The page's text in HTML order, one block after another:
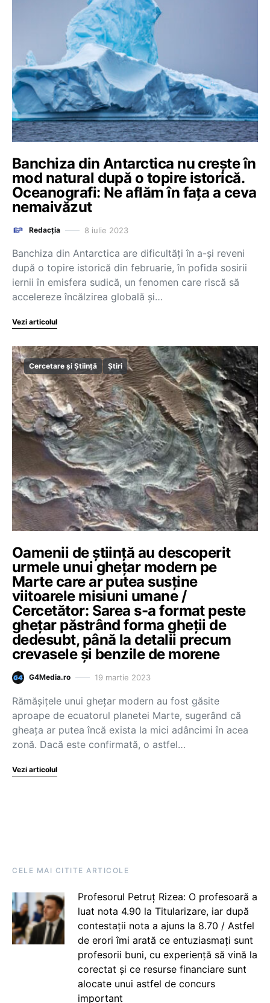
Banchiza din Antarctica nu crește în
mod natural după o topire istorică.
Oceanografi: Ne aflăm în fața a ceva
nemaivăzut
Redacția 8 iulie 2023
Banchiza din Antarctica are dificultăţi în a-şi reveni
după o topire istorică din februarie, în pofida sosirii
iernii în emisfera sudică, un fenomen care riscă să
accelereze încălzirea globală şi…
Vezi articolul
Cercetare și Știință Știri
Oamenii de știință au descoperit
urmele unui ghețar modern pe
Marte care ar putea susține
viitoarele misiuni umane /
Cercetător: Sarea s-a format peste
ghețar păstrând forma gheții de
dedesubt, până la detalii precum
crevasele și benzile de morene
G4Media.ro 19 martie 2023
Rămășițele unui ghețar modern au fost găsite
aproape de ecuatorul planetei Marte, sugerând că
gheața ar putea încă exista la mici adâncimi în acea
zonă. Dacă este confirmată, o astfel…
Vezi articolul
CELE MAI CITITE ARTICOLE
Profesorul Petruț Rizea: O profesoară a
luat nota 4.90 la Titularizare, iar după
contestații nota a ajuns la 8.70 / Astfel
de erori îmi arată ce entuziasmați sunt
profesorii buni, cu experiență să vină la
corectat și ce resurse financiare sunt
alocate unui astfel de concurs
important